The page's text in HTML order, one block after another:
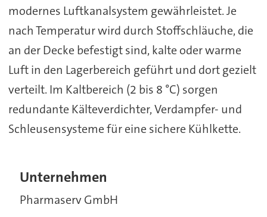
modernes Luftkanalsystem gewährleistet. Je
nach Temperatur wird durch Stoffschläuche, die
an der Decke befestigt sind, kalte oder warme
Luft in den Lagerbereich geführt und dort gezielt
verteilt. Im Kaltbereich (2 bis 8 °C) sorgen
redundante Kälteverdichter, Verdampfer- und
Schleusensysteme für eine sichere Kühlkette.
Unternehmen
Pharmaserv GmbH